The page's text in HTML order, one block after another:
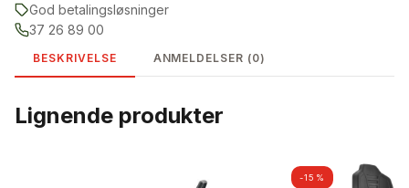
God betalingsløsninger
37 26 89 00
BESKRIVELSE ANMELDELSER (0)
Lignende produkter
-15%